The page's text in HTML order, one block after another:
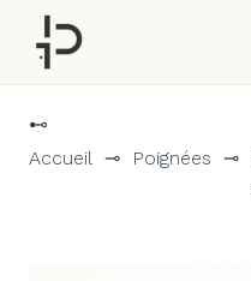
⊷
Accueil ⊸ Poignées ⊸